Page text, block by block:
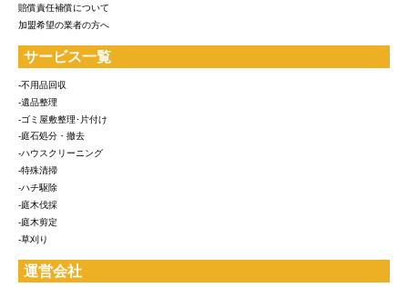
賠償責任補償について
加盟希望の業者の方へ
サービス一覧
-不用品回収
-遺品整理
-ゴミ屋敷整理･片付け
-庭石処分・撤去
-ハウスクリーニング
-特殊清掃
-ハチ駆除
-庭木伐採
-庭木剪定
-草刈り
運営会社